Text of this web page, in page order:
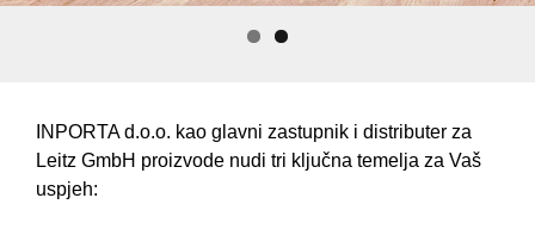
INPORTA d.o.o. kao glavni zastupnik i distributer za
Leitz GmbH proizvode nudi tri ključna temelja za Vaš
uspjeh: